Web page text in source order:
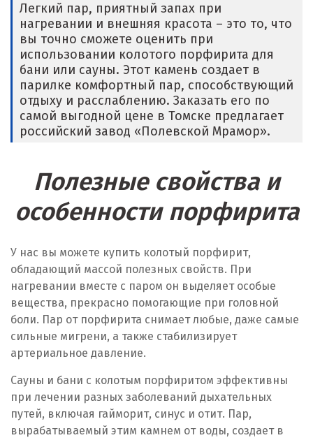
Легкий пар, приятный запах при
нагревании и внешняя красота – это то, что
вы точно сможете оценить при
использовании колотого порфирита для
бани или сауны. Этот камень создает в
парилке комфортный пар, способствующий
отдыху и расслаблению. Заказать его по
самой выгодной цене в Томске предлагает
российский завод «Полевской Мрамор».
Полезные свойства и
особенности порфирита
У нас вы можете купить колотый порфирит,
обладающий массой полезных свойств. При
нагревании вместе с паром он выделяет особые
вещества, прекрасно помогающие при головной
боли. Пар от порфирита снимает любые, даже самые
сильные мигрени, а также стабилизирует
артериальное давление.
Сауны и бани с колотым порфиритом эффективны
при лечении разных заболеваний дыхательных
путей, включая гайморит, синус и отит. Пар,
вырабатываемый этим камнем от воды, создает в